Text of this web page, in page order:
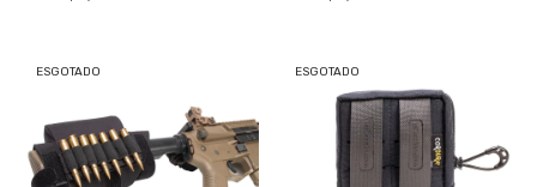
ESGOTADO ESGOTADO